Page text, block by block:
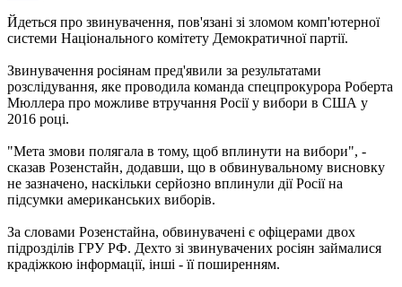
Йдеться про звинувачення, пов'язані зі зломом комп'ютерної
системи Національного комітету Демократичної партії.
Звинувачення росіянам пред'явили за результатами
розслідування, яке проводила команда спецпрокурора Роберта
Мюллера про можливе втручання Росії у вибори в США у
2016 році.
"Мета змови полягала в тому, щоб вплинути на вибори", -
сказав Розенстайн, додавши, що в обвинувальному висновку
не зазначено, наскільки серйозно вплинули дії Росії на
підсумки американських виборів.
За словами Розенстайна, обвинувачені є офіцерами двох
підрозділів ГРУ РФ. Дехто зі звинувачених росіян займалися
крадіжкою інформації, інші - її поширенням.